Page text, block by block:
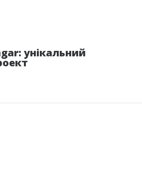
унікальний